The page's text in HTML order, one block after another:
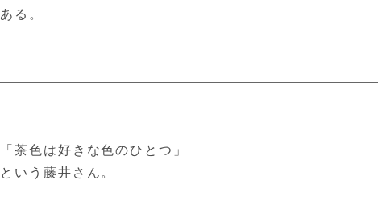
ある。
「茶色は好きな色のひとつ」
という藤井さん。